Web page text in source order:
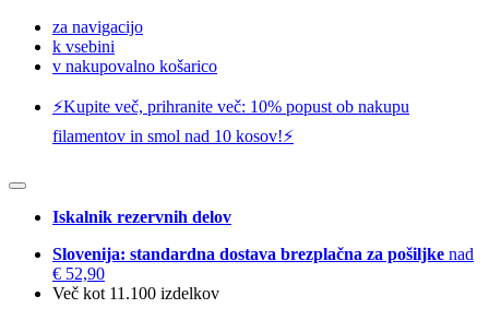
za navigacijo
k vsebini
v nakupovalno košarico
⚡️Kupite več, prihranite več: 10% popust ob nakupu
filamentov in smol nad 10 kosov!⚡️
Iskalnik rezervnih delov
Slovenija: standardna dostava brezplačna za pošiljke nad
€ 52,90
Več kot 11.100 izdelkov